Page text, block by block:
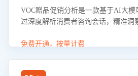
VOC赠品促销分析是一款基于AI大模
过深度解析消费者咨询会话，精准洞
销诉求，帮助企业制定个性化赠品组
免费开通，按量计费